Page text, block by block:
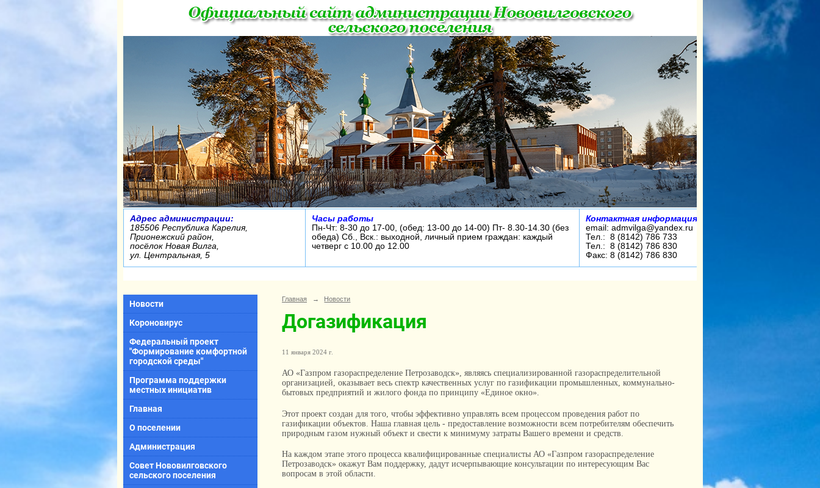
Адрес администрации:
185506 Республика Карелия,
Прионежский район,
посёлок Новая Вилга,
ул. Центральная, 5
Часы работы
Пн-Чт: 8-30 до 17-00, (обед: 13-00 до 14-00) Пт- 8.30-14.30 (без
обеда) Сб., Вск.: выходной, личный прием граждан: каждый
четверг с 10.00 до 12.00
Контактная информация:
email: admvilga@yandex.ru
Тел.: 8 (8142) 786 733
Тел.: 8 (8142) 786 830
Факс: 8 (8142) 786 830
Новости
Короновирус
Федеральный проект
"Формирование комфортной
городской среды"
Программа поддержки
местных инициатив
Главная
О поселении
Администрация
Совет Нововилговского
сельского поселения
Главная → Новости
Догазификация
11 января 2024 г.
АО «Газпром газораспределение Петрозаводск», являясь специализированной газораспределительной
организацией, оказывает весь спектр качественных услуг по газификации промышленных, коммунально-
бытовых предприятий и жилого фонда по принципу «Единое окно».
Этот проект создан для того, чтобы эффективно управлять всем процессом проведения работ по
газификации объектов. Наша главная цель - предоставление возможности всем потребителям обеспечить
природным газом нужный объект и свести к минимуму затраты Вашего времени и средств.
На каждом этапе этого процесса квалифицированные специалисты АО «Газпром газораспределение
Петрозаводск» окажут Вам поддержку, дадут исчерпывающие консультации по интересующим Вас
вопросам в этой области.